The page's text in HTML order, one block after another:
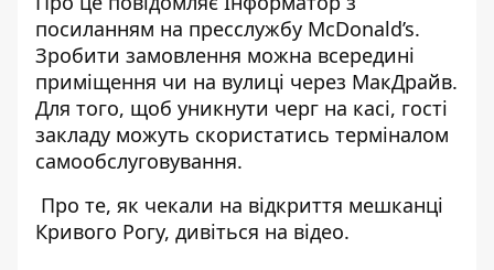
посиланням на пресслужбу McDonald’s.
Зробити замовлення можна всередині
приміщення чи на вулиці через МакДрайв.
Для того, щоб уникнути черг на касі, гості
закладу можуть скористатись терміналом
самообслуговування.
Про те, як чекали на відкриття мешканці
Кривого Рогу, дивіться на відео.